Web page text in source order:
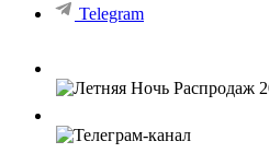
Telegram